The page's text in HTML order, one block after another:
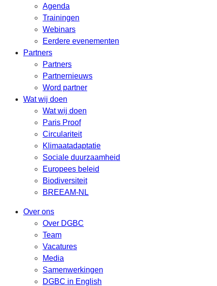
Agenda
Trainingen
Webinars
Eerdere evenementen
Partners
Partners
Partnernieuws
Word partner
Wat wij doen
Wat wij doen
Paris Proof
Circulariteit
Klimaatadaptatie
Sociale duurzaamheid
Europees beleid
Biodiversiteit
BREEAM-NL
Over ons
Over DGBC
Team
Vacatures
Media
Samenwerkingen
DGBC in English